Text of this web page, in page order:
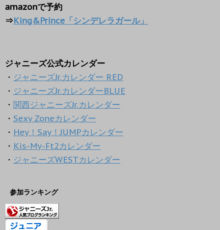
amazonで予約
⇒King&Prince「シンデレラガール」
ジャニーズ公式カレンダー
・ ジャニーズJr.カレンダー RED
・ ジャニーズJr.カレンダーBLUE
・ 関西ジャニーズJr.カレンダー
・ Sexy Zoneカレンダー
・ Hey！Say！JUMPカレンダー
・ Kis-My-Ft2カレンダー
・ ジャニーズWESTカレンダー
参加ランキング